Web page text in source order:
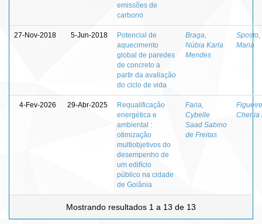
emissões de
carbono
27-Nov-2018 5-Jun-2018
Potencial de
aquecimento
global de paredes
de concreto a
partir da avaliação
do ciclo de vida
Braga,
Núbia Karla
Mendes
Sposto,
Maria
4-Fev-2026 29-Abr-2025
Requalificação
energética e
ambiental :
otimização
multiobjetivos do
desempenho de
um edifício
público na cidade
de Goiânia
Faria,
Cybelle
Saad Sabino
de Freitas
Chenia
Mostrando resultados 1 a 13 de 13